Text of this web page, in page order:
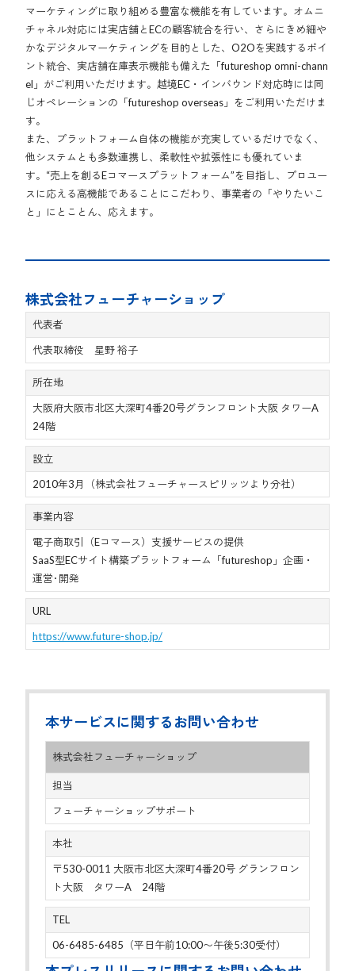
マーケティングに取り組める豊富な機能を有しています。オムニ
チャネル対応には実店舗とECの顧客統合を行い、さらにきめ細や
かなデジタルマーケティングを目的とした、O2Oを実践するポイ
ント統合、実店舗在庫表示機能も備えた「futureshop omni-chann
el」がご利用いただけます。越境EC・インバウンド対応時には同
じオペレーションの「futureshop overseas」をご利用いただけま
す。
また、プラットフォーム自体の機能が充実しているだけでなく、
他システムとも多数連携し、柔軟性や拡張性にも優れていま
す。“売上を創るEコマースプラットフォーム”を目指し、プロユー
スに応える高機能であることにこだわり、事業者の「やりたいこ
と」にとことん、応えます。
株式会社フューチャーショップ
代表者
代表取締役 星野 裕子
所在地
大阪府大阪市北区大深町4番20号グランフロント大阪 タワーA
24階
設立
2010年3月（株式会社フューチャースピリッツより分社）
事業内容
電子商取引（Eコマース）支援サービスの提供
SaaS型ECサイト構築プラットフォーム「futureshop」企画・
運営･開発
URL
https://www.future-shop.jp/
本サービスに関するお問い合わせ
株式会社フューチャーショップ
担当
フューチャーショップサポート
本社
〒530-0011 大阪市北区大深町4番20号 グランフロン
ト大阪 タワーA 24階
TEL
06-6485-6485（平日午前10:00〜午後5:30受付）